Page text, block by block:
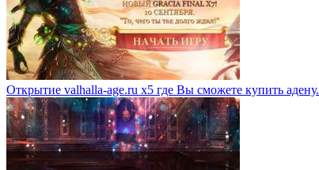
Открытие valhalla-age.ru x5 где Вы сможете купить адену.